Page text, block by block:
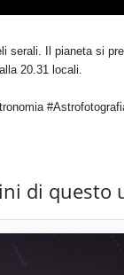
serali. Il pianeta si
20.31 locali.
di questo